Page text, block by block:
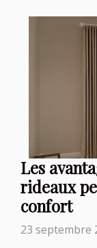
Les
rideaux
confort
23 septembre